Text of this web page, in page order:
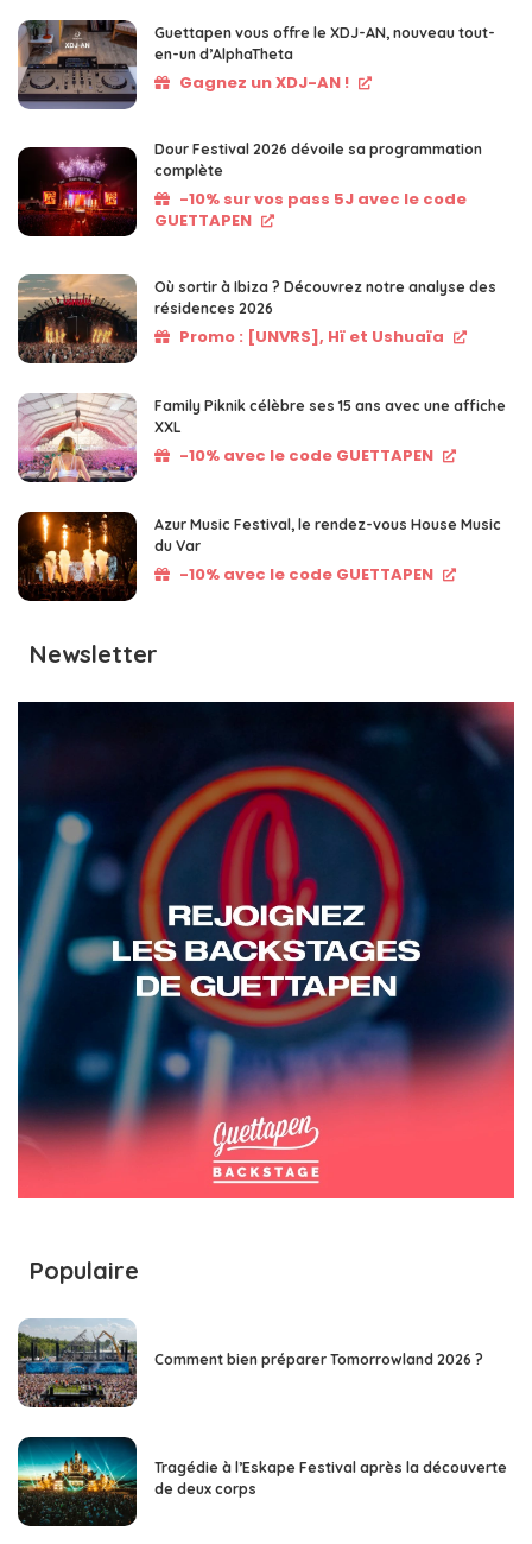
Guettapen vous offre le XDJ-AN, nouveau tout-
en-un d’AlphaTheta
Gagnez un XDJ-AN !
Dour Festival 2026 dévoile sa programmation
complète
-10% sur vos pass 5J avec le code
GUETTAPEN
Où sortir à Ibiza ? Découvrez notre analyse des
résidences 2026
Promo : [UNVRS], Hï et Ushuaïa
Family Piknik célèbre ses 15 ans avec une affiche
XXL
-10% avec le code GUETTAPEN
Azur Music Festival, le rendez-vous House Music
du Var
-10% avec le code GUETTAPEN
Newsletter
Populaire
Comment bien préparer Tomorrowland 2026 ?
Tragédie à l’Eskape Festival après la découverte
de deux corps